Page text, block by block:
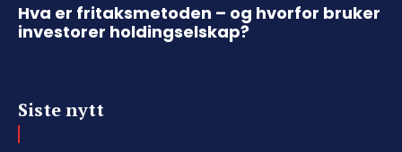
Hva er fritaksmetoden – og hvorfor bruker
investorer holdingselskap?
Siste nytt